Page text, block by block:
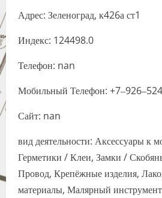
Адрес: Зеленоград, к426а ст1
Индекс: 124498.0
Телефон: nan
Мобильный Телефон:
Сайт: nan
вид деятельности: Аксессуары к
Герметики / Клеи, Замки /
Провод, Крепёжные изделия,
материалы, Малярный